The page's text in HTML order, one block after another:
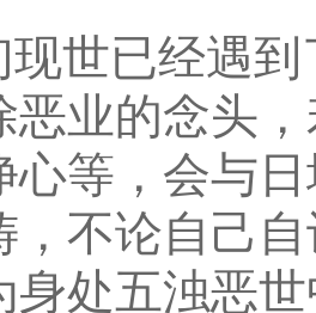
现世已经遇
恶业的念头
心等，会与
，不论自己
身处五浊恶